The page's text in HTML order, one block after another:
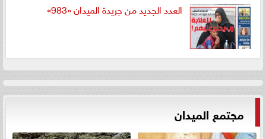
العدد الجديد من جريدة الميدان «983»
مجتمع الميدان